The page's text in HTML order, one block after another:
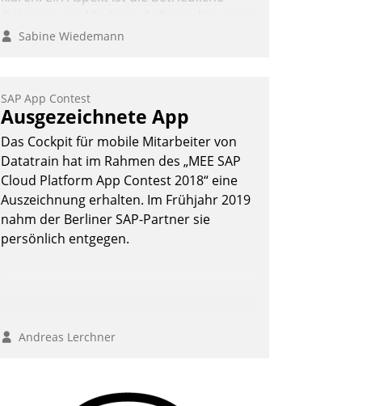
ermöglichen große Einsparungen durch
Allein mit der Einführung einer neuen
Software ist es nicht getan. Die
Digitalisierung erfordert von
Unternehmen die Bereitschaft, sich zu
überprüfen, zu hinterfragen und zu
verändern.
Sabine Wiedemann
SAP App Contest
Ausgezeichnete App
Das Cockpit für mobile Mitarbeiter von
Datatrain hat im Rahmen des „MEE SAP
Cloud Platform App Contest 2018“ eine
Auszeichnung erhalten. Im Frühjahr 2019
nahm der Berliner SAP-Partner sie
persönlich entgegen.
Andreas Lerchner